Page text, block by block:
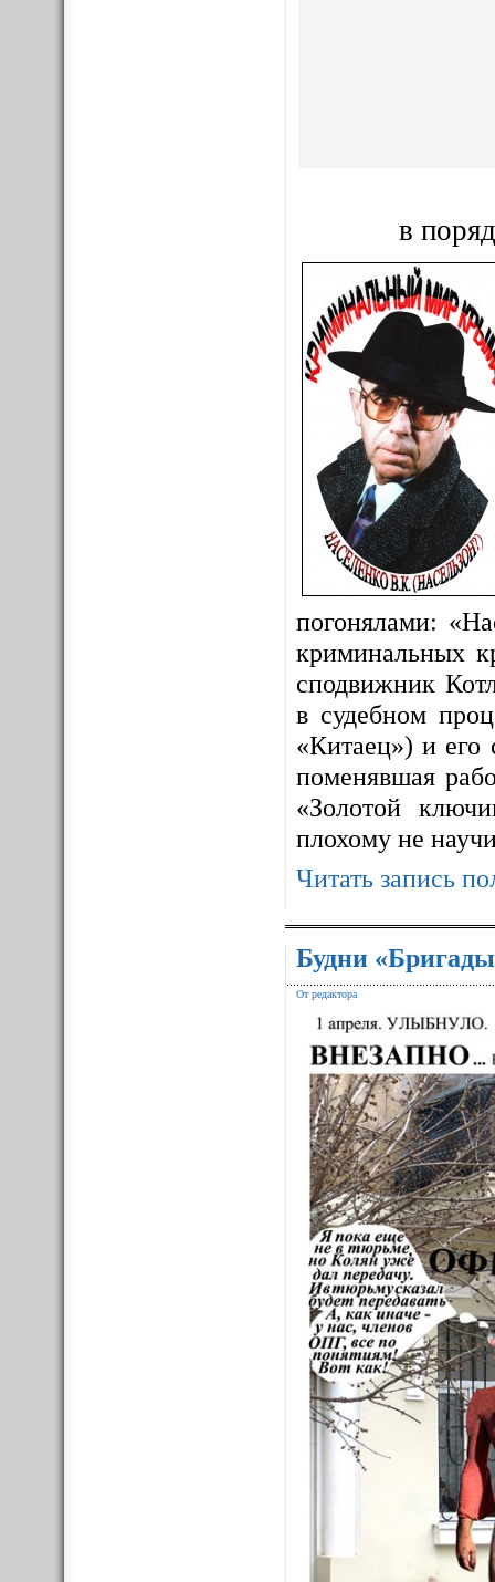
в
погонялами:
криминальных
сподвижник
в судебном
«Китаец») и
поменявшая
«Золотой
плохому не
Читать запись
Будни
От редактора